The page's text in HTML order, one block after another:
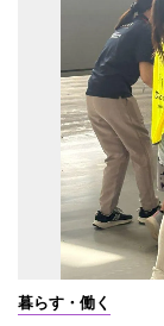
暮らす・働く